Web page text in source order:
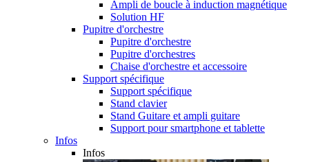
Ampli de boucle à induction magnétique
Solution HF
Pupitre d'orchestre
Pupitre d'orchestre
Pupitre d'orchestres
Chaise d'orchestre et accessoire
Support spécifique
Support spécifique
Stand clavier
Stand Guitare et ampli guitare
Support pour smartphone et tablette
Infos
Infos